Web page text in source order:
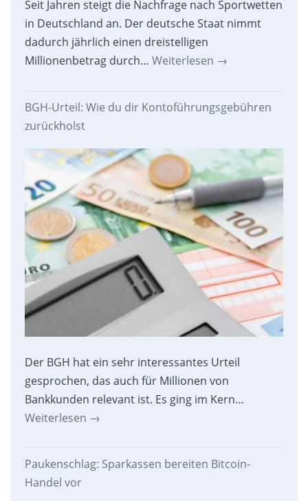
Seit Jahren steigt die Nachfrage nach Sportwetten
in Deutschland an. Der deutsche Staat nimmt
dadurch jährlich einen dreistelligen
Millionenbetrag durch… Weiterlesen →
BGH-Urteil: Wie du dir Kontoführungsgebühren
zurückholst
Der BGH hat ein sehr interessantes Urteil
gesprochen, das auch für Millionen von
Bankkunden relevant ist. Es ging im Kern…
Weiterlesen →
Paukenschlag: Sparkassen bereiten Bitcoin-
Handel vor